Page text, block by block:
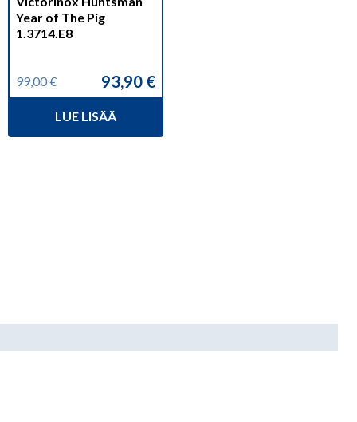
Year of The Pig
1.3714.E8
99,00€
Alkuperäinen
99,00 €.
93,90 €
Nykyinen
93,90 €.
LUE LISÄÄ